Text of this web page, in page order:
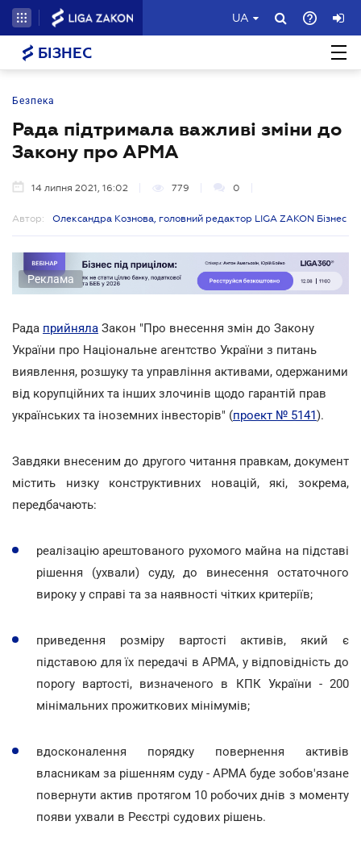
UA
БІЗНЕС
Безпека
Рада підтримала важливі зміни до
Закону про АРМА
14 липня 2021, 16:02 779 0
Автор: Олександра Кознова, головний редактор LIGA ZAKON Бізнес
Реклама
Рада прийняла Закон "Про внесення змін до Закону
України про Національне агентство України з питань
виявлення, розшуку та управління активами, одержаними
від корупційних та інших злочинів щодо гарантій прав
українських та іноземних інвесторів" (проект № 5141).
Завдяки внесеним до другого читання правкам, документ
містить низку конструктивних новацій, які, зокрема,
передбачають:
реалізацію арештованого рухомого майна на підставі
рішення (ухвали) суду, до винесення остаточного
вироку у справі та за наявності чітких критеріїв;
приведення розміру вартості активів, який є
підставою для їх передачі в АРМА, у відповідність до
порогу вартості, визначеного в КПК України - 200
мінімальних прожиткових мінімумів;
вдосконалення порядку повернення активів
власникам за рішенням суду - АРМА буде зобов'язане
повернути актив протягом 10 робочих днів з моменту
появи ухвали в Реєстрі судових рішень.